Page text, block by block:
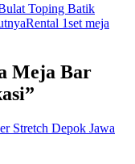
Toping Batik
Rental 1set meja
Meja Bar
Stretch Depok Jawa